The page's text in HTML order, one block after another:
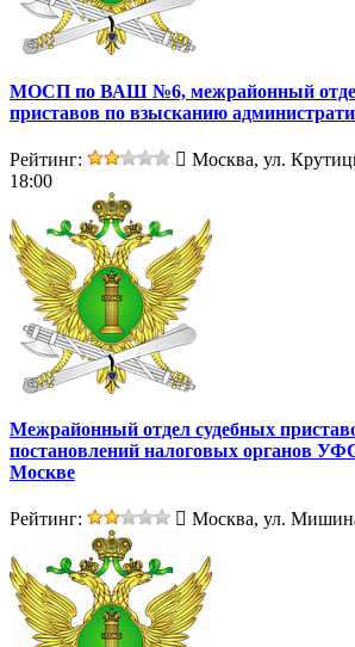
МОСП по ВАШ №6, межрайонный
приставов по взысканию
Рейтинг: Москва, ул.
18:00
Межрайонный отдел судебных
постановлений налоговых органов
Москве
Рейтинг: Москва, ул.